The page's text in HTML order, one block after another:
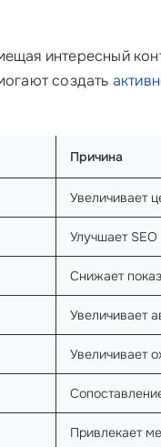
интересный
создать
Причина
Увеличивает
Улучшает SEO
Снижает
Увеличивает
Увеличивает
Привлекает